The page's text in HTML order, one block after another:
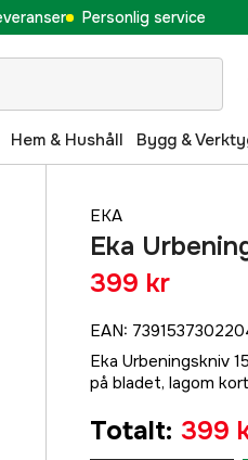
Personlig service
Hem & Hushåll Bygg &
EKA
Eka
399 kr
EAN:
Eka Urbeningskniv
på bladet, lagom
Totalt: 399